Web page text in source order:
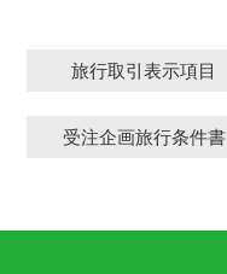
旅行取引表示項目
受注企画旅行条件書